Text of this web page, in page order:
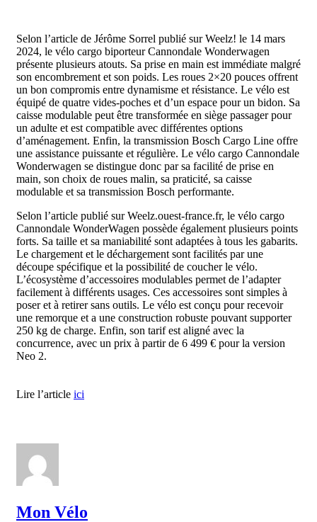
Selon l’article de Jérôme Sorrel publié sur Weelz! le 14 mars
2024, le vélo cargo biporteur Cannondale Wonderwagen
présente plusieurs atouts. Sa prise en main est immédiate malgré
son encombrement et son poids. Les roues 2×20 pouces offrent
un bon compromis entre dynamisme et résistance. Le vélo est
équipé de quatre vides-poches et d’un espace pour un bidon. Sa
caisse modulable peut être transformée en siège passager pour
un adulte et est compatible avec différentes options
d’aménagement. Enfin, la transmission Bosch Cargo Line offre
une assistance puissante et régulière. Le vélo cargo Cannondale
Wonderwagen se distingue donc par sa facilité de prise en
main, son choix de roues malin, sa praticité, sa caisse
modulable et sa transmission Bosch performante.
Selon l’article publié sur Weelz.ouest-france.fr, le vélo cargo
Cannondale WonderWagen possède également plusieurs points
forts. Sa taille et sa maniabilité sont adaptées à tous les gabarits.
Le chargement et le déchargement sont facilités par une
découpe spécifique et la possibilité de coucher le vélo.
L’écosystème d’accessoires modulables permet de l’adapter
facilement à différents usages. Ces accessoires sont simples à
poser et à retirer sans outils. Le vélo est conçu pour recevoir
une remorque et a une construction robuste pouvant supporter
250 kg de charge. Enfin, son tarif est aligné avec la
concurrence, avec un prix à partir de 6 499 € pour la version
Neo 2.
Lire l’article ici
Mon Vélo